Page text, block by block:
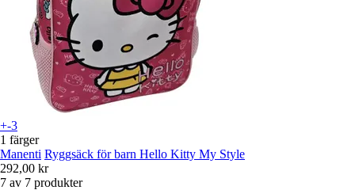
+-3
1 färger
Manenti Ryggsäck för barn Hello Kitty My Style
292,00 kr
7 av 7 produkter